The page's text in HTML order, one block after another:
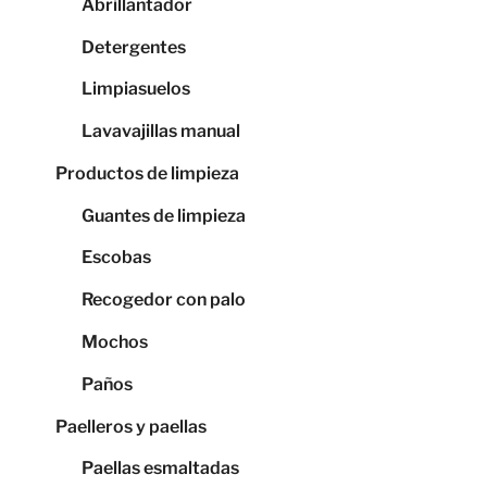
Abrillantador
Detergentes
Limpiasuelos
Lavavajillas manual
Productos de limpieza
Guantes de limpieza
Escobas
Recogedor con palo
Mochos
Paños
Paelleros y paellas
Paellas esmaltadas